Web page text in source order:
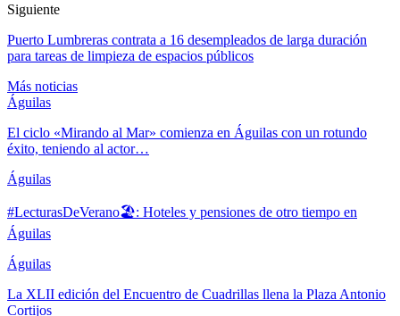
Siguiente
Puerto Lumbreras contrata a 16 desempleados de larga duración
para tareas de limpieza de espacios públicos
Más noticias
Águilas
El ciclo «Mirando al Mar» comienza en Águilas con un rotundo
éxito, teniendo al actor…
Águilas
#LecturasDeVerano🏖: Hoteles y pensiones de otro tiempo en
Águilas
Águilas
La XLII edición del Encuentro de Cuadrillas llena la Plaza Antonio
Cortijos